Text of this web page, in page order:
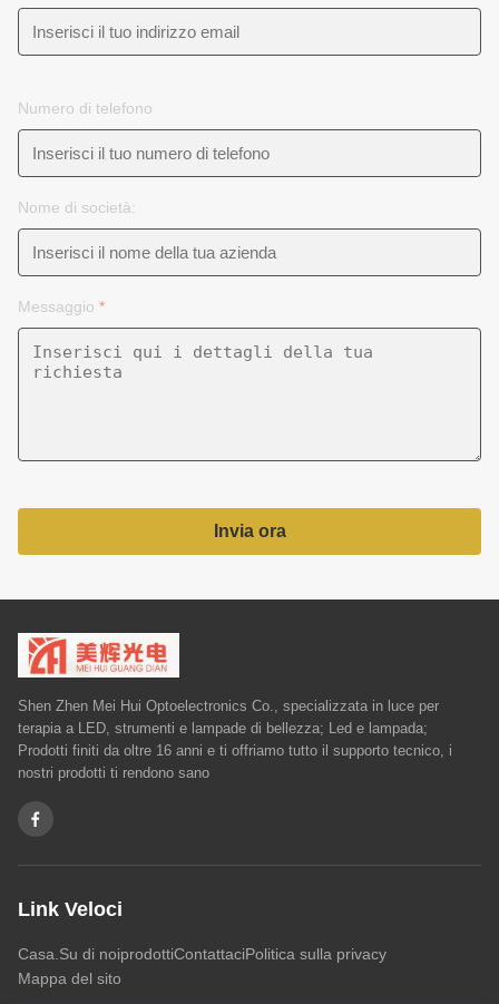
Numero di telefono
Nome di società:
Messaggio *
Invia ora
Shen Zhen Mei Hui Optoelectronics Co., specializzata in luce per
terapia a LED, strumenti e lampade di bellezza; Led e lampada;
Prodotti finiti da oltre 16 anni e ti offriamo tutto il supporto tecnico, i
nostri prodotti ti rendono sano
Link Veloci
Casa.Su di noiprodottiContattaciPolitica sulla privacy
Mappa del sito